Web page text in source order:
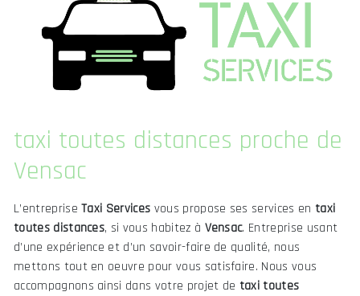
taxi toutes distances proche de
Vensac
L’entrepriseTaxi Services vous propose ses services en taxi
toutes distances, si vous habitez à Vensac. Entreprise usant
d’une expérience et d’un savoir-faire de qualité, nous
mettons tout en oeuvre pour vous satisfaire. Nous vous
accompagnons ainsi dans votre projet de taxi toutes